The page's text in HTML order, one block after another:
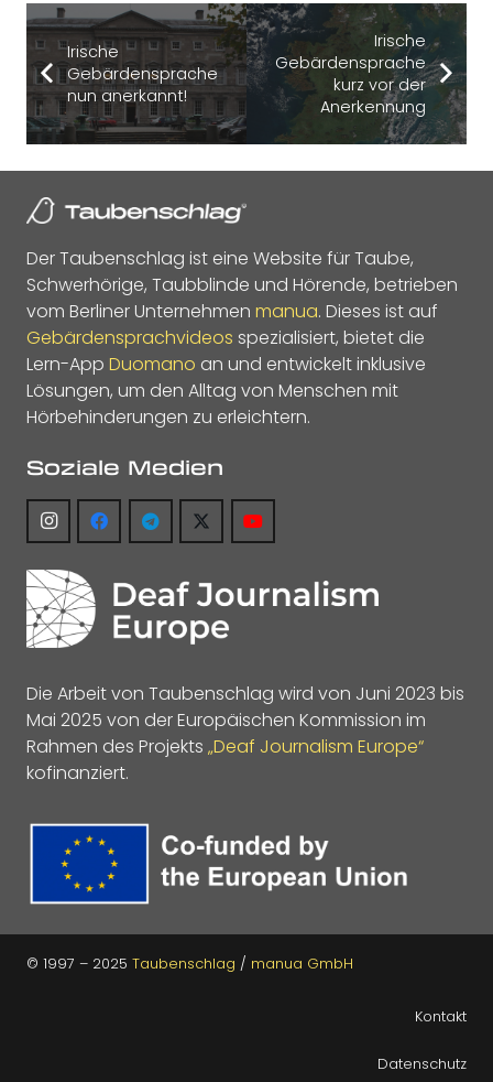
Irische
Gebärdensprache
nun anerkannt!
Irische
Gebärdensprache
kurz vor der
Anerkennung
Der Taubenschlag ist eine Website für Taube,
Schwerhörige, Taubblinde und Hörende, betrieben
vom Berliner Unternehmen manua. Dieses ist auf
Gebärdensprachvideos spezialisiert, bietet die
Lern-App Duomano an und entwickelt inklusive
Lösungen, um den Alltag von Menschen mit
Hörbehinderungen zu erleichtern.
Soziale Medien
Die Arbeit von Taubenschlag wird von Juni 2023 bis
Mai 2025 von der Europäischen Kommission im
Rahmen des Projekts „Deaf Journalism Europe“
kofinanziert.
© 1997 – 2025 Taubenschlag / manua GmbH
Kontakt
Datenschutz